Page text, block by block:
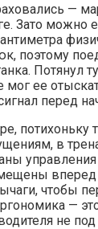
—
Зато можно
поэтому
Потянул
мог ее
перед
потихоньку
в
вперед
чтобы
—
не